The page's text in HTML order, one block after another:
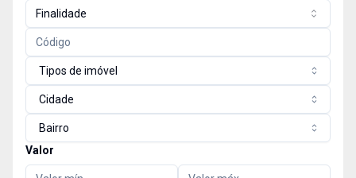
Finalidade
Tipos de imóvel
Cidade
Bairro
Valor